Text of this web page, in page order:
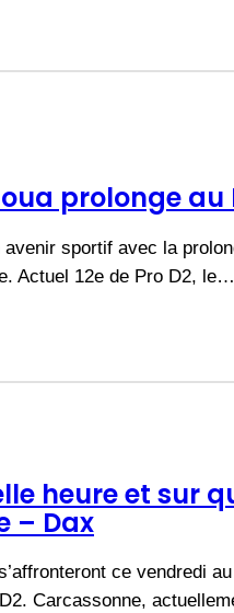
prolonge
sportif avec la
Actuel 12e de Pro D2, le…
heure et sur
– Dax
ce vendredi
Carcassonne,